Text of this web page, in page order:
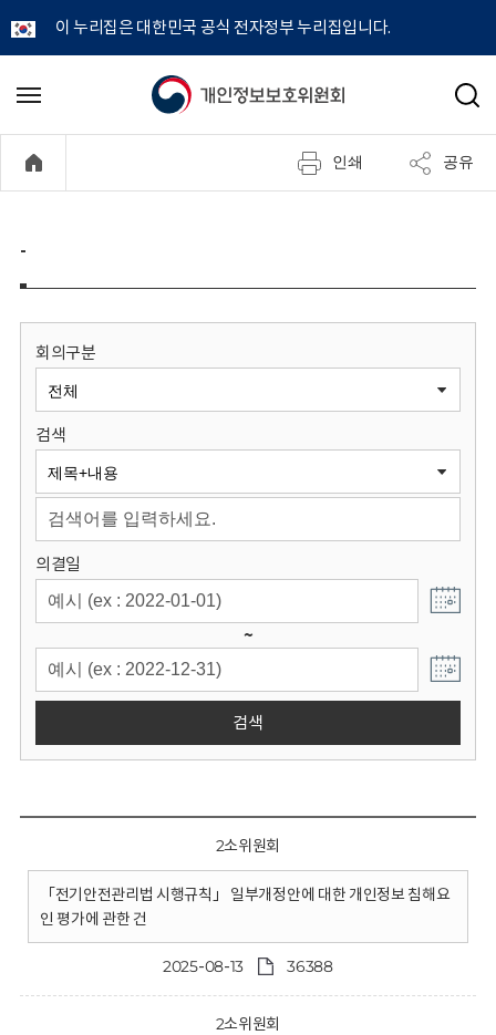
이 누리집은 대한민국 공식 전자정부 누리집입니다.
개
정
보
원
회
메
기
검
인쇄 공유
-
회의구분
검색
의결일
~
검색
2소위원회
「전기안전관리법 시행규칙」 일부개정안에 대한 개인정보 침해요
인 평가에 관한 건
2025-08-13 36388
2소위원회